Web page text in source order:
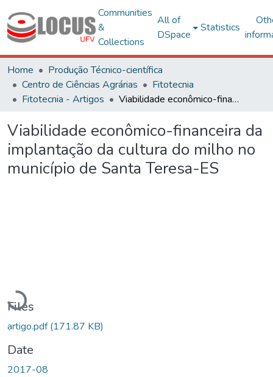
Communities
&
Collections
All of
DSpace
Statistics
Home
Produção Técnico-científica
Centro de Ciências Agrárias
Fitotecnia
Fitotecnia - Artigos
Viabilidade econômico-financeira da implantação da cultura do milho no município de Santa Teresa-ES
Viabilidade econômico-financeira da
implantação da cultura do milho no
município de Santa Teresa-ES
Loading...
Files
artigo.pdf(171.87 KB)
Date
2017-08